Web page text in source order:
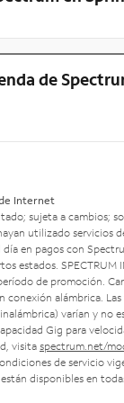
de
Internet
sujeta a cambios;
utilizado servicios
en pagos con
estados. SPECTRUM
de promoción.
conexión alámbrica.
varían y no
Gig para
visita spectrum.net/
de servicio
disponibles en